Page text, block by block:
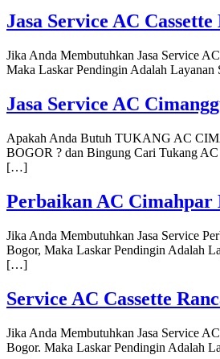
Jasa Service AC
Jika Anda Membutuhkan Jasa Service
Maka Laskar Pendingin Adalah
Jasa Service AC
Apakah Anda Butuh TUKANG AC
BOGOR ? dan Bingung Cari Tukang
[…]
Perbaikan AC Cimahpar
Jika Anda Membutuhkan Jasa Service
Bogor, Maka Laskar Pendingin Adalah
[…]
Service AC Cassette
Jika Anda Membutuhkan Jasa Service
Bogor. Maka Laskar Pendingin Adalah